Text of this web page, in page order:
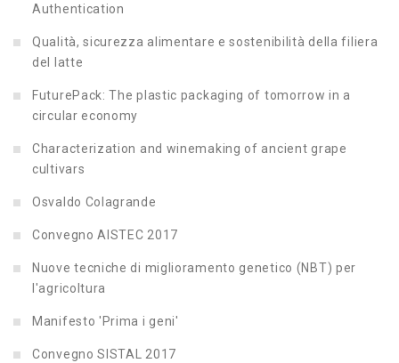
Authentication
Qualità, sicurezza alimentare e sostenibilità della filiera
del latte
FuturePack: The plastic packaging of tomorrow in a
circular economy
Characterization and winemaking of ancient grape
cultivars
Osvaldo Colagrande
Convegno AISTEC 2017
Nuove tecniche di miglioramento genetico (NBT) per
l'agricoltura
Manifesto 'Prima i geni'
Convegno SISTAL 2017